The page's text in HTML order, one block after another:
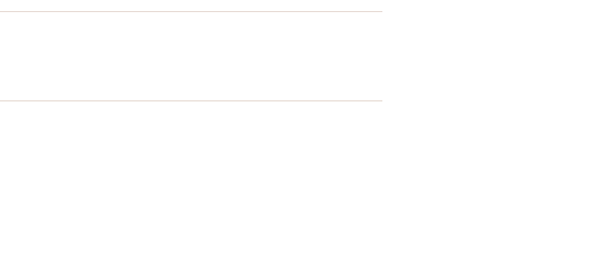
Ende des unteren Dorfteiles montieren
eingeschneiten Forststrasse zuerst